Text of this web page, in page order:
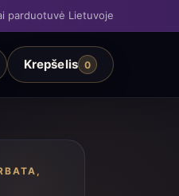
parduotuvė Lietuvoje
Krepšelis 0
,